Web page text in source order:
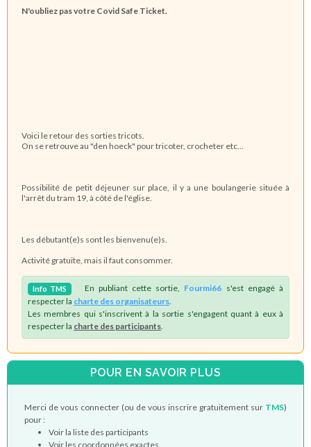
N'oubliez pas votre Covid Safe Ticket.
Voici le retour des sorties tricots.
On se retrouve au "den hoeck" pour tricoter, crocheter etc...
Possibilité de petit déjeuner sur place, il y a une boulangerie située à
l'arrêt du tram 19, à côté de l'église.
Les débutant(e)s sont les bienvenu(e)s.
Activité gratuite, mais il faut consommer.
Info TMS En publiant cette sortie, Fourmi66 s'est engagé à
respecter la charte des organisateurs
Les membres qui s'inscrivent à la sortie s'engagent quant à eux à
respecter la charte des participants
POUR EN SAVOIR PLUS
Merci de vous connecter (ou de vous inscrire gratuitement sur TMS)
pour :
Voir la liste des participants
Voir les coordonnées exactes